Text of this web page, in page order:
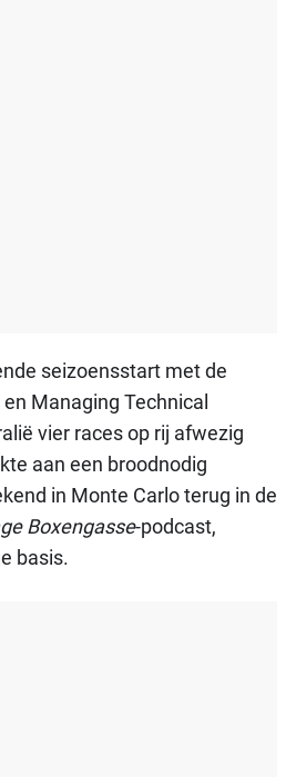
seizoensstart met de
Managing Technical
vier races op rij afwezig
aan een broodnodig
in Monte Carlo terug in de
Boxengasse-podcast,
basis.